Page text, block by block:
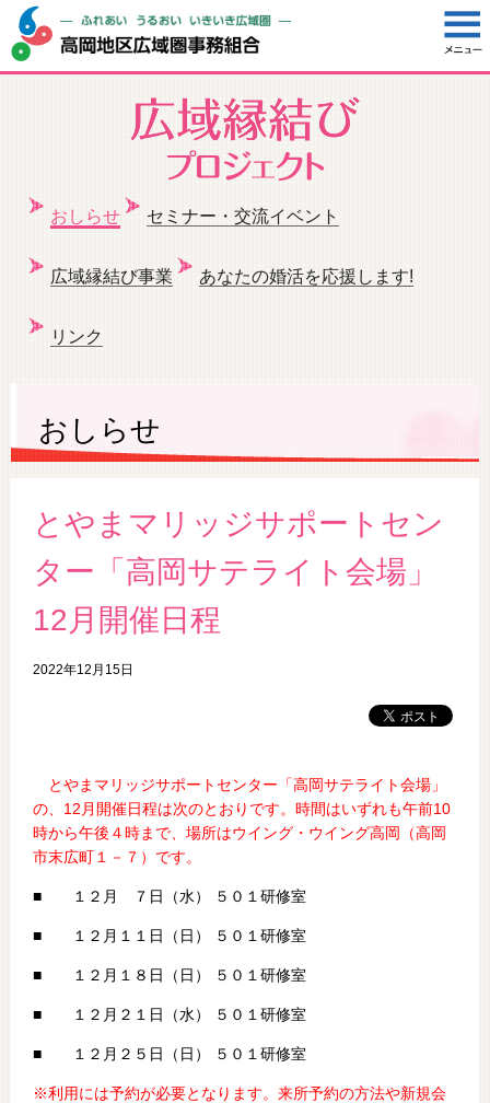
おしらせ セミナー・交流イベント
広域縁結び事業 あなたの婚活を応援します!
リンク
おしらせ
とやまマリッジサポートセン
ター「高岡サテライト会場」
12月開催日程
2022年12月15日
とやまマリッジサポートセンター「高岡サテライト会場」
の、12 月開催日程は次のとおりです。時間はいずれも午前10
時から午後４時まで、場所はウイング・ウイング高岡（高岡
市末広町１－７）です。
■ １２月 ７日（水） ５０１研修室
■ １２月１１日（日） ５０１研修室
■ １２月１８日（日） ５０１研修室
■ １２月２１日（水） ５０１研修室
■ １２月２５日（日） ５０１研修室
※利用には予約が必要となります。来所予約の方法や新規会